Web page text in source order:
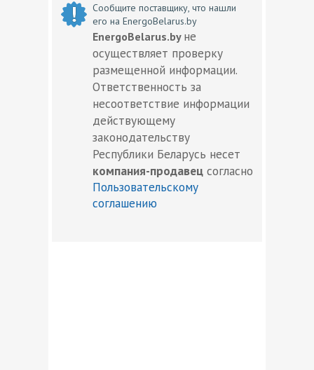
Сообщите поставщику, что нашли
его на EnergoBelarus.by
EnergoBelarus.by не
осуществляет проверку
размещенной информации.
Ответственность за
несоответствие информации
действующему
законодательству
Республики Беларусь несет
компания-продавец согласно
Пользовательскому
соглашению